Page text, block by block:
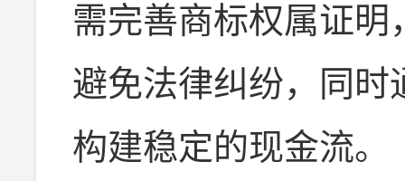
需完善商标权属证
避免法律纠纷，同时
构建稳定的现金流。